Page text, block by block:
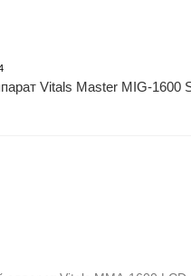
Vitals Master MIG-1600